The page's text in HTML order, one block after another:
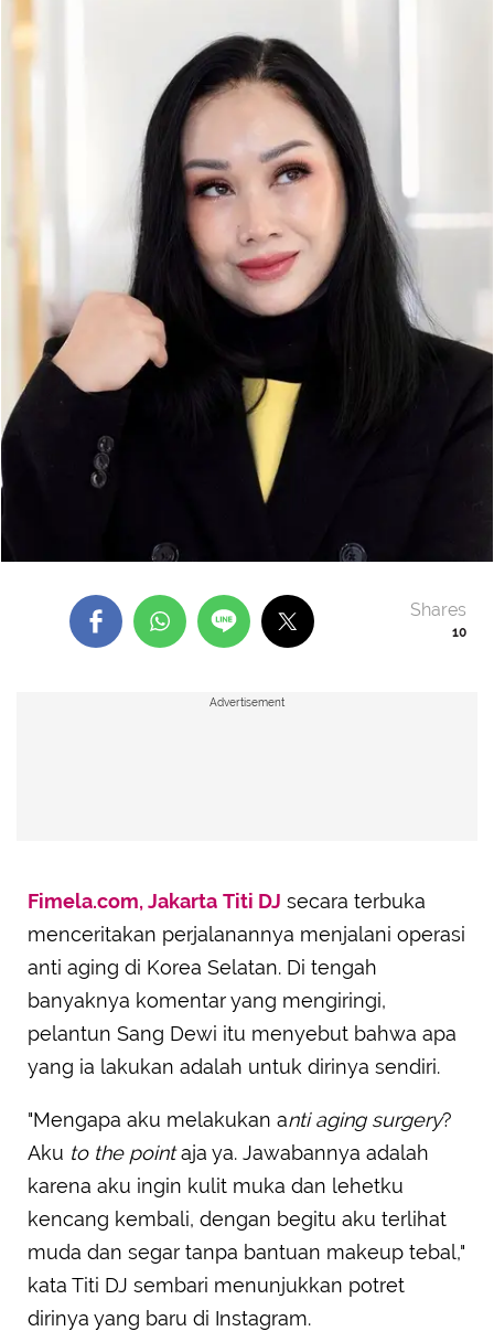
10
Shares
Advertisement
Fimela.com, Jakarta Titi DJ secara terbuka
menceritakan perjalanannya menjalani operasi
anti aging di Korea Selatan. Di tengah
banyaknya komentar yang mengiringi,
pelantun Sang Dewi itu menyebut bahwa apa
yang ia lakukan adalah untuk dirinya sendiri.
"Mengapa aku melakukan anti aging surgery?
Aku to the pointaja ya. Jawabannya adalah
karena aku ingin kulit muka dan lehetku
kencang kembali, dengan begitu aku terlihat
muda dan segar tanpa bantuan makeup tebal,"
kata Titi DJ sembari menunjukkan potret
dirinya yang baru di Instagram.